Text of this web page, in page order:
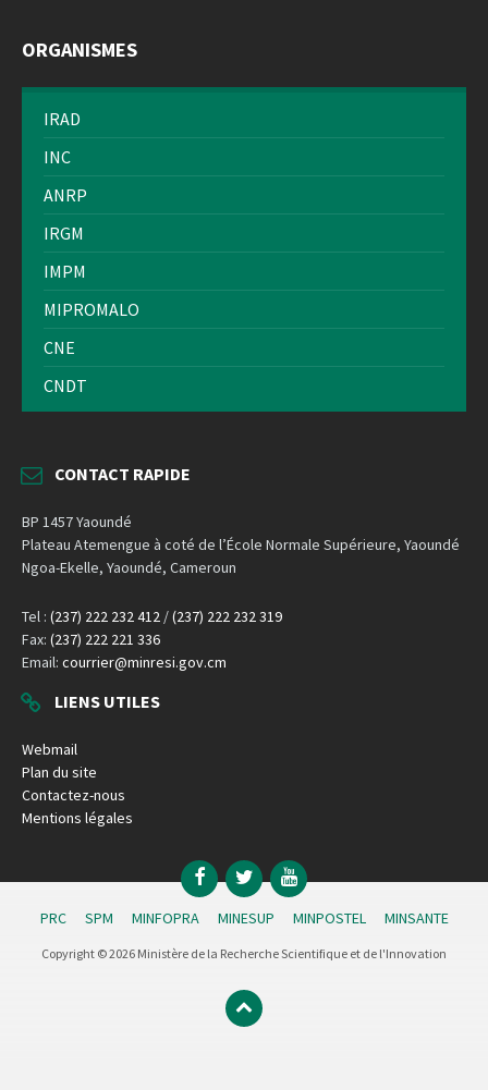
ORGANISMES
IRAD
INC
ANRP
IRGM
IMPM
MIPROMALO
CNE
CNDT
CONTACT RAPIDE
BP 1457 Yaoundé
Plateau Atemengue à coté de l’École Normale Supérieure, Yaoundé
Ngoa-Ekelle, Yaoundé, Cameroun
Tel : (237) 222 232 412 /(237) 222 232 319
Fax: (237) 222 221 336
Email: courrier@minresi.gov.cm
LIENS UTILES
Webmail
Plan du site
Contactez-nous
Mentions légales
FacebookTwitterYouTube
PRC SPM MINFOPRA MINESUP MINPOSTEL MINSANTE
Copyright © 2026 Ministère de la Recherche Scientifique et de l'Innovation